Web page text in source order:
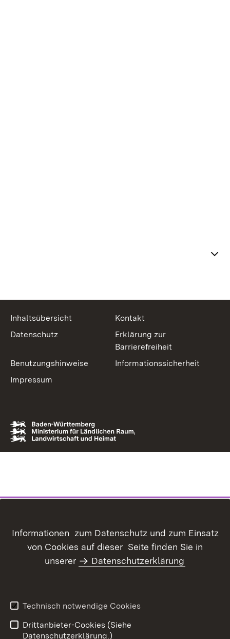
Inhaltsübersicht
Kontakt
Datenschutz
Erklärung zur
Barrierefreiheit
Benutzungshinweise
Informationssicherheit
Impressum
Informationen zum Datenschutz und zum Einsatz
von Cookies auf dieser Seite finden Sie in
unserer
Datenschutzerklärung
Technisch notwendige Cookies
Drittanbieter-Cookies (Siehe
Datenschutzerklärung.)